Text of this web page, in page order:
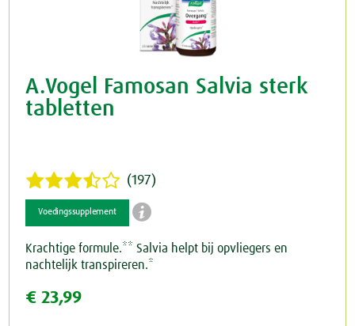
A.Vogel Famosan Salvia sterk
tabletten
(197)
Voedingssupplement 
Krachtige formule.** Salvia helpt bij opvliegers en
nachtelijk transpireren.*
€ 23,99